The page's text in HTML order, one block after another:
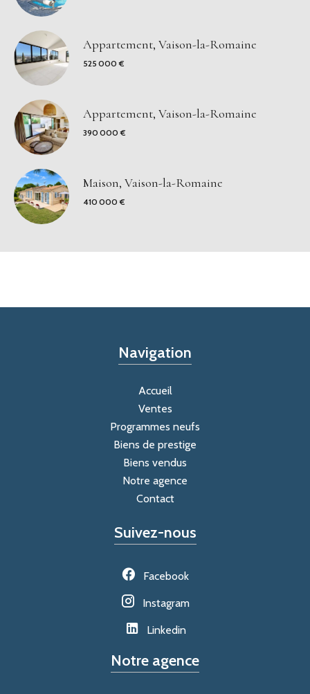
Appartement, Vaison-la-Romaine
525 000 €
Appartement, Vaison-la-Romaine
390 000 €
Maison, Vaison-la-Romaine
410 000 €
Navigation
Accueil
Ventes
Programmes neufs
Biens de prestige
Biens vendus
Notre agence
Contact
Suivez-nous
Facebook
Instagram
Linkedin
Notre agence